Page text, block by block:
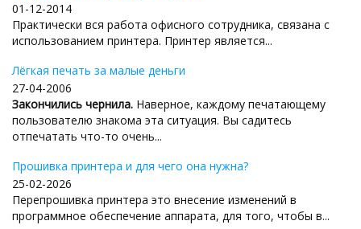
01-12-2014
Практически вся работа офисного сотрудника, связана с
использованием принтера. Принтер является...
Лёгкая печать за малые деньги
27-04-2006
Закончились чернила. Наверное, каждому печатающему
пользователю знакома эта ситуация. Вы садитесь
отпечатать что-то очень...
Прошивка принтера и для чего она нужна?
25-02-2026
Перепрошивка принтера это внесение изменений в
программное обеспечение аппарата, для того, чтобы в...